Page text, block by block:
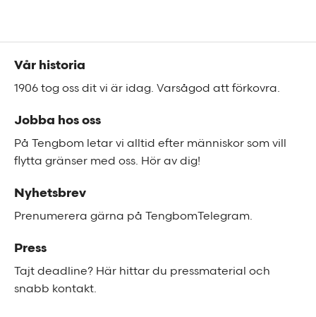
Sidfot
Vår historia
1906 tog oss dit vi är idag. Varsågod att förkovra.
Jobba hos oss
På Tengbom letar vi alltid efter människor som vill
flytta gränser med oss. Hör av dig!
Nyhetsbrev
Prenumerera gärna på TengbomTelegram.
Press
Tajt deadline? Här hittar du pressmaterial och
snabb kontakt.